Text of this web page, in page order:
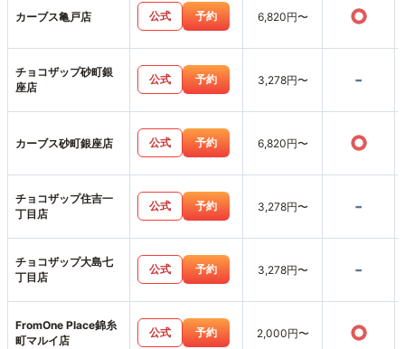
カーブス亀戸店 公式 予約 6,820円〜 ○
チョコザップ砂町銀
座店
公式 予約 3,278円〜 -
カーブス砂町銀座店 公式 予約 6,820円〜 ○
チョコザップ住吉一
丁目店
公式 予約 3,278円〜 -
チョコザップ大島七
丁目店
公式 予約 3,278円〜 -
FromOne Place錦糸
町マルイ店
公式 予約 2,000円〜 ○